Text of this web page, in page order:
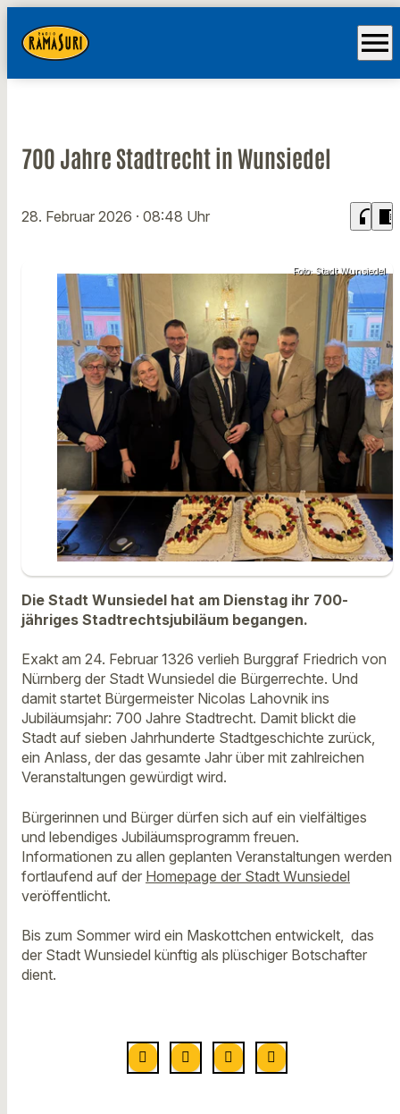
menu
700 Jahre Stadtrecht in Wunsiedel
28. Februar 2026 · 08:48 Uhr headphones chrome_reader_mode
Foto: Stadt Wunsiedel
Die Stadt Wunsiedel hat am Dienstag ihr 700-
jähriges Stadtrechtsjubiläum begangen.
Exakt am 24. Februar 1326 verlieh Burggraf Friedrich von
Nürnberg der Stadt Wunsiedel die Bürgerrechte. Und
damit startet Bürgermeister Nicolas Lahovnik ins
Jubiläumsjahr: 700 Jahre Stadtrecht. Damit blickt die
Stadt auf sieben Jahrhunderte Stadtgeschichte zurück,
ein Anlass, der das gesamte Jahr über mit zahlreichen
Veranstaltungen gewürdigt wird.
Bürgerinnen und Bürger dürfen sich auf ein vielfältiges
und lebendiges Jubiläumsprogramm freuen.
Informationen zu allen geplanten Veranstaltungen werden
fortlaufend auf der Homepage der Stadt Wunsiedel
veröffentlicht.
Bis zum Sommer wird ein Maskottchen entwickelt, das
der Stadt Wunsiedel künftig als plüschiger Botschafter
dient.